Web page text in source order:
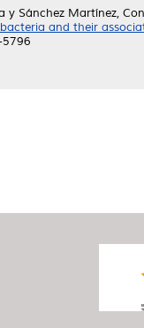
y Sánchez Martínez,
and their
5796